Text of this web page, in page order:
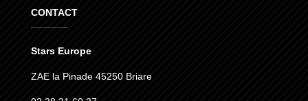
CONTACT
Stars Europe
ZAE la Pinade 45250 Briare